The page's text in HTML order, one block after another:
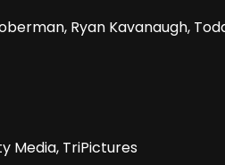
Ryan Kavanaugh,
Media, TriPictures